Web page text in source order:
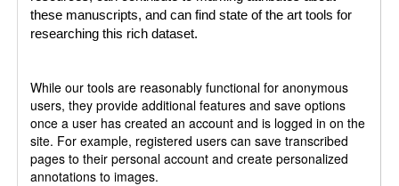
these manuscripts, and can find state of the art tools for
researching this rich dataset.
While our tools are reasonably functional for anonymous
users, they provide additional features and save options
once a user has created an account and is logged in on the
site. For example, registered users can save transcribed
pages to their personal account and create personalized
annotations to images.